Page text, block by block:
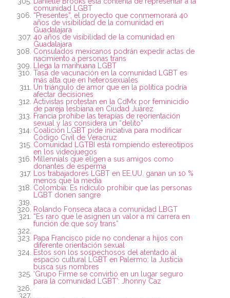
comunidad LGBT
“Presentes”, el proyecto que conmemorará 40
años de visibilidad de la comunidad en
Guadalajara
40 años de visibilidad de la comunidad en
Guadalajara
Consulados mexicanos podrán expedir actas de
nacimiento a personas trans
Llega la marihuana LGBT
Tasa de vacunación en la comunidad LGBT es
más alta que en heterosexuales
Un triángulo de amor que en la política podría
afectar decisiones
Activistas protestan en la CdMx por feminicidio
de pareja lesbiana en Ciudad Juárez
Francia prohíbe las terapias de reorientación
sexual y las considera un “delito”
Coalición LGBT pide iniciativa para modificar
Código Civil de Veracruz
Comunidad LGTBI está rompiendo estereotipos
en los videojuegos
Millennials que eligen a sus amigos como
donantes de esperma
Los trabajadores LGBT en EE.UU. ganan un 10 %
menos que la media
Colombia: Es ridículo prohibir que las personas
LGBT donen sangre
Rolando Fonseca ataca a comunidad LBGT
“Es raro que le asignen un valor a mi carrera en
función de que soy trans”
Papa Francisco pide no condenar a hijos con
diferente orientación sexual
Estos son los sospechosos del atentado al
espacio cultural LGBT en Palermo: la Justicia
busca sus nombres
‘Grupo Firme se convirtió en un lugar seguro
para la comunidad LGBT’: Jhonny Caz